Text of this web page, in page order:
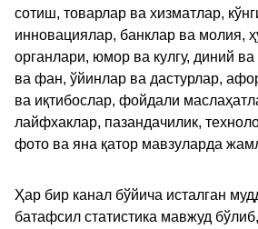
сотиш, товарлар ва хизматлар,
инновациялар, банклар ва молия,
органлари, юмор ва кулгу, диний
ва фан, ўйинлар ва дастурлар,
ва иқтибослар, фойдали
лайфхаклар, пазандачилик,
фото ва яна қатор мавзуларда
Ҳар бир канал бўйича исталган
батафсил статистика мавжуд